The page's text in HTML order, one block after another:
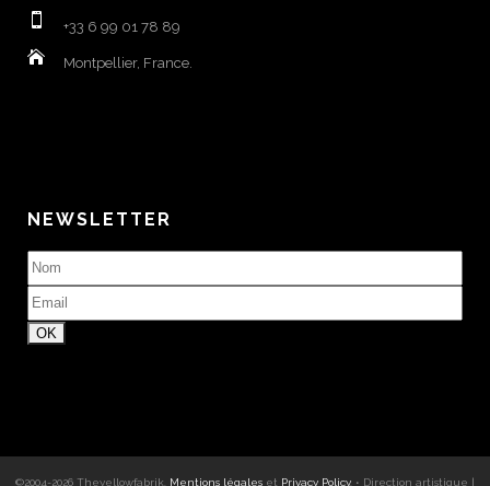
+33 6 99 01 78 89
Montpellier, France.
NEWSLETTER
©2004-2026 Theyellowfabrik Mentions légales et Privacy Policy. • Direction artistique |